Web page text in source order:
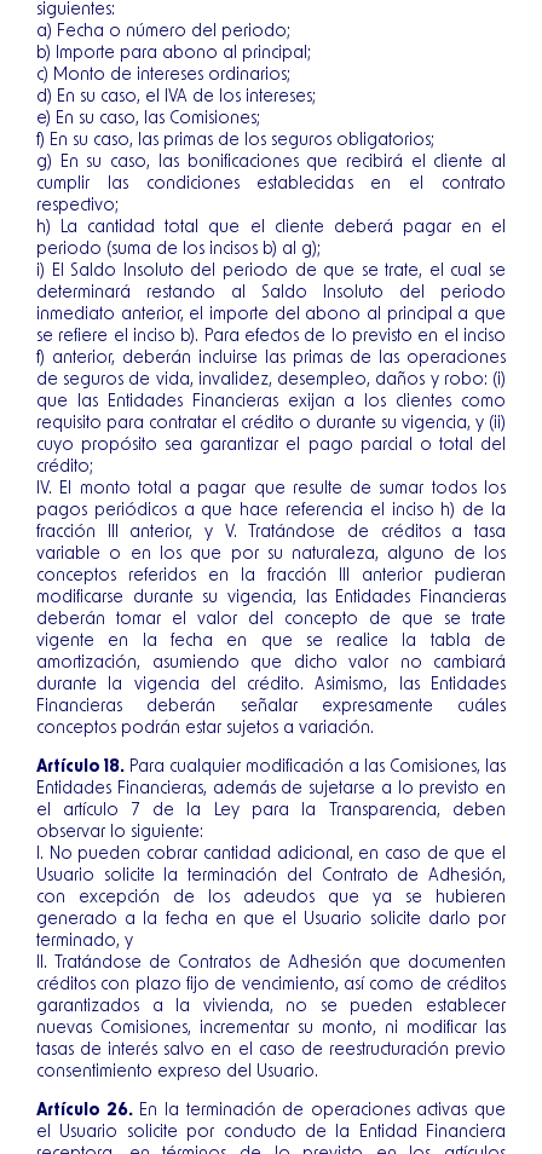
siguientes:
a) Fecha o número del periodo;
b) Importe para abono al principal;
c) Monto de intereses ordinarios;
d) En su caso, el IVA de los intereses;
e) En su caso, las Comisiones;
f) En su caso, las primas de los seguros obligatorios;
g) En su caso, las bonificaciones que recibirá el cliente al
cumplir las condiciones establecidas en el contrato
respectivo;
h) La cantidad total que el cliente deberá pagar en el
periodo (suma de los incisos b) al g);
i) El Saldo Insoluto del periodo de que se trate, el cual se
determinará restando al Saldo Insoluto del periodo
inmediato anterior, el importe del abono al principal a que
se refiere el inciso b). Para efectos de lo previsto en el inciso
f) anterior, deberán incluirse las primas de las operaciones
de seguros de vida, invalidez, desempleo, daños y robo: (i)
que las Entidades Financieras exijan a los clientes como
requisito para contratar el crédito o durante su vigencia, y (ii)
cuyo propósito sea garantizar el pago parcial o total del
crédito;
IV. El monto total a pagar que resulte de sumar todos los
pagos periódicos a que hace referencia el inciso h) de la
fracción III anterior, y V. Tratándose de créditos a tasa
variable o en los que por su naturaleza, alguno de los
conceptos referidos en la fracción III anterior pudieran
modificarse durante su vigencia, las Entidades Financieras
deberán tomar el valor del concepto de que se trate
vigente en la fecha en que se realice la tabla de
amortización, asumiendo que dicho valor no cambiará
durante la vigencia del crédito. Asimismo, las Entidades
Financieras deberán señalar expresamente cuáles
conceptos podrán estar sujetos a variación.
Artículo 18. Para cualquier modificación a las Comisiones, las
Entidades Financieras, además de sujetarse a lo previsto en
el artículo 7 de la Ley para la Transparencia, deben
observar lo siguiente:
I. No pueden cobrar cantidad adicional, en caso de que el
Usuario solicite la terminación del Contrato de Adhesión,
con excepción de los adeudos que ya se hubieren
generado a la fecha en que el Usuario solicite darlo por
terminado, y
II. Tratándose de Contratos de Adhesión que documenten
créditos con plazo fijo de vencimiento, así como de créditos
garantizados a la vivienda, no se pueden establecer
nuevas Comisiones, incrementar su monto, ni modificar las
tasas de interés salvo en el caso de reestructuración previo
consentimiento expreso del Usuario.
Artículo 26.En la terminación de operaciones activas que
el Usuario solicite por conducto de la Entidad Financiera